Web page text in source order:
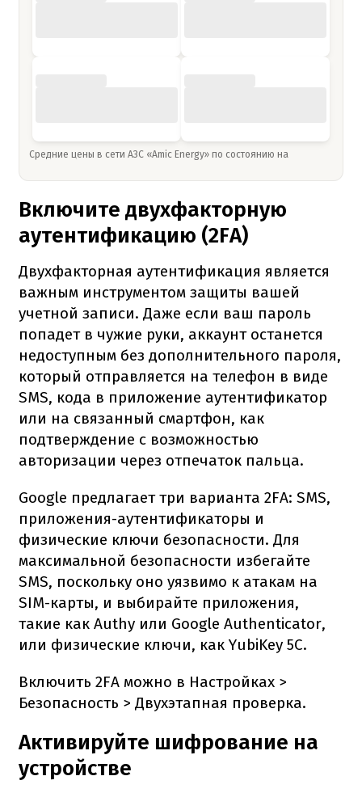
Средние цены в сети АЗС «Amic Energy» по состоянию на
Включите двухфакторную
аутентификацию (2FA)
Двухфакторная аутентификация является
важным инструментом защиты вашей
учетной записи. Даже если ваш пароль
попадет в чужие руки, аккаунт останется
недоступным без дополнительного пароля,
который отправляется на телефон в виде
SMS, кода в приложение аутентификатор
или на связанный смартфон, как
подтверждение с возможностью
авторизации через отпечаток пальца.
Google предлагает три варианта 2FA: SMS,
приложения-аутентификаторы и
физические ключи безопасности. Для
максимальной безопасности избегайте
SMS, поскольку оно уязвимо к атакам на
SIM-карты, и выбирайте приложения,
такие как Authy или Google Authenticator,
или физические ключи, как YubiKey 5C.
Включить 2FA можно в Настройках >
Безопасность > Двухэтапная проверка.
Активируйте шифрование на
устройстве